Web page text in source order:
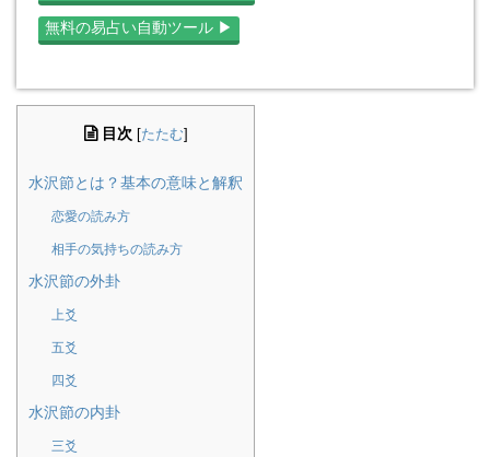
無料の易占い自動ツール ▶︎
目次 [たたむ]
水沢節とは？基本の意味と解釈
恋愛の読み方
相手の気持ちの読み方
水沢節の外卦
上爻
五爻
四爻
水沢節の内卦
三爻